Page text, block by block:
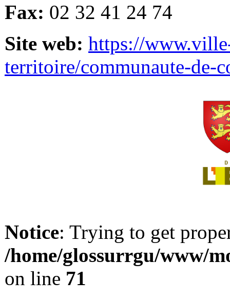
Fax: 02 32 41 24 74
Site web: https://
territoire/communaute-de-
Notice: Trying to get
/home/glossurrgu/www/
on line 71